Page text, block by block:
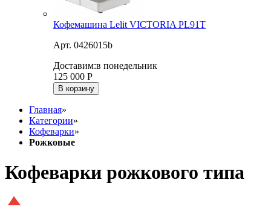
Кофемашина Lelit VICTORIA PL91T
Арт. 0426015b
Доставим:в понедельник
125 000 Р
В корзину
Главная»
Категории»
Кофеварки»
Рожковые
Кофеварки рожкового типа